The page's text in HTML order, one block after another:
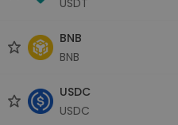
BNB
BNB
USDC
USDC